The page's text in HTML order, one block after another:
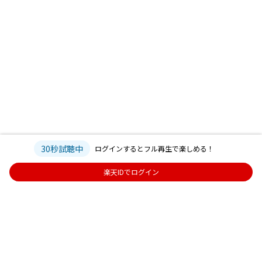
30秒試聴中 ログインするとフル再生で楽しめる！
楽天IDでログイン